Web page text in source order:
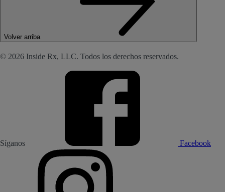
Volver arriba
© 2026 Inside Rx, LLC. Todos los derechos reservados.
Síganos Facebook